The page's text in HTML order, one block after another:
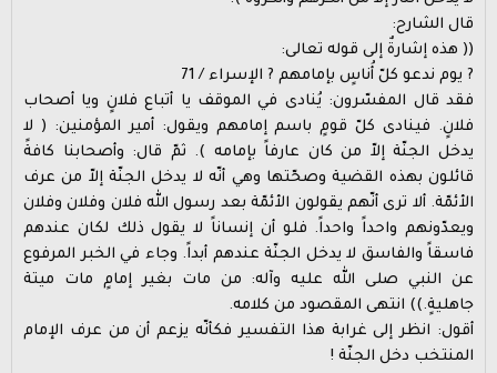
قال الشارح:
(( هذه إشارةٌ إلى قوله تعالى:
? يوم ندعو كلّ أُناسٍ بإمامهم ? الإسراء / 71
فقد قال المفسّرون: يُنادى في الموقف يا أتباع فلانٍ ويا أصحاب
فلانٍ. فينادى كلّ قومٍ باسم إمامهم ويقول: أمير المؤمنين: ( لا
يدخل الجنّة إلاّ من كان عارفاً بإمامه ). ثمّ قال: وأصحابنا كافةً
قائلون بهذه القضية وصحّتها وهي أنّه لا يدخل الجنّة إلاّ من عرف
الأئمّة. ألا ترى أنّهم يقولون الأئمّة بعد رسول الله فلان وفلان وفلان
ويعدّونهم واحداً واحداً. فلو أن إنساناً لا يقول ذلك لكان عندهم
فاسقاً والفاسق لا يدخل الجنّة عندهم أبداً. وجاء في الخبر المرفوع
عن النبي صلى الله عليه وآله: من مات بغير إمامٍ مات ميتة
جاهليةٍ.)) انتهى المقصود من كلامه.
أقول: انظر إلى غرابة هذا التفسير فكأنّه يزعم أن من عرف الإمام
المنتخب دخل الجنّة !